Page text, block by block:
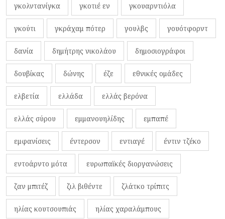
γκολντανίγκα γκοτιέ εν γκουαρντιόλα
γκούτι γκράχαμ πότερ γουλβς γουότφορντ
δανία δημήτρης νικολάου δημοσιογράφοι
δουβίκας δώνης έζε εθνικές ομάδες
ελβετία ελλάδα ελλάς βερόνα
ελλάς σύρου εμμανουηλίδης εμπαπέ
εμφανίσεις έντερσον εντιαγέ έντιν τζέκο
εντοάρντο μότα ευρωπαϊκές διοργανώσεις
ζαν μπιτέζ ζιλ βιθέντε ζλάτκο τρίπιτς
ηλίας κουτσουπιάς ηλίας χαραλάμπους